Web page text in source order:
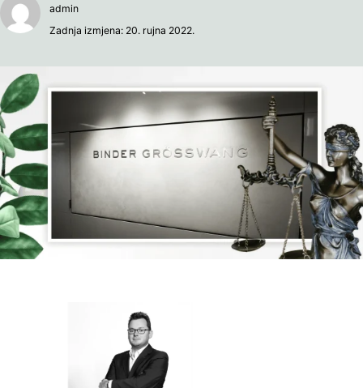
admin
Zadnja izmjena: 20. rujna 2022.